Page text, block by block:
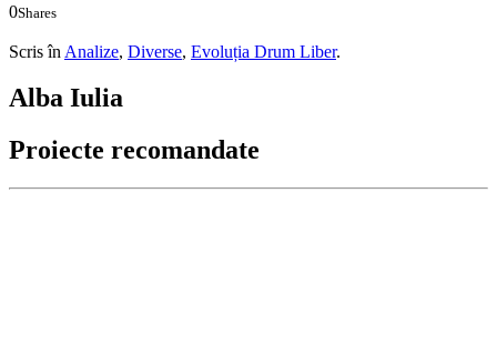
0Shares
Scris în Analize, Diverse, Evoluția Drum Liber.
Alba Iulia
Proiecte recomandate